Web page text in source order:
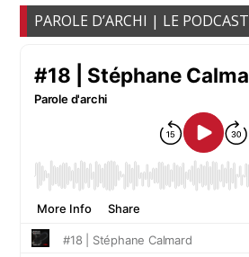
PAROLE D’ARCHI | LE PODCAST